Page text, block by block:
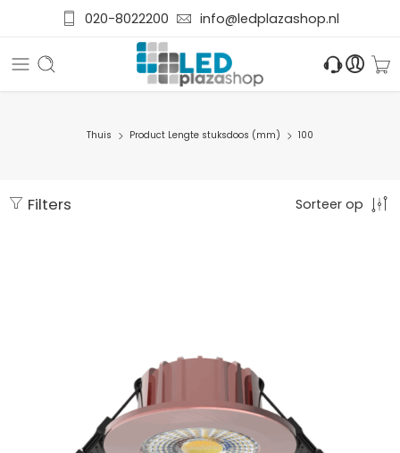
020-8022200 info@ledplazashop.nl
Thuis Product Lengte stuksdoos (mm) 100
Filters Sorteer op